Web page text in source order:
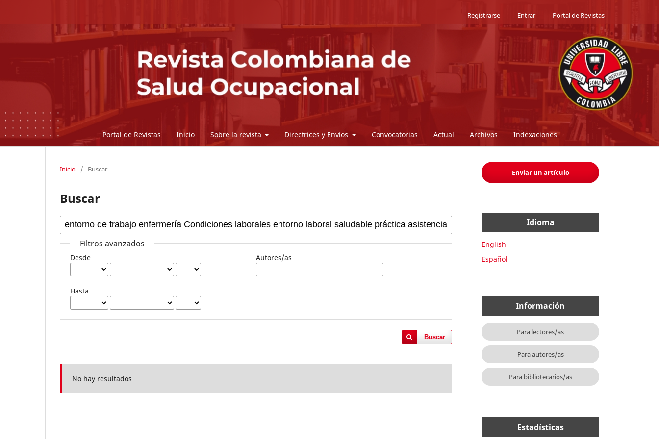
Portal de Revistas Inicio Sobre la revista Directrices y Envíos Convocatorias Actual Archivos Indexaciones
Registrarse Entrar Portal de Revistas
Inicio / Buscar
Buscar
Filtros avanzados
Desde
Hasta
Autores/as
Buscar
No hay resultados
Enviar un artículo
Idioma
English
Español
Información
Para lectores/as
Para autores/as
Para bibliotecarios/as
Estadísticas